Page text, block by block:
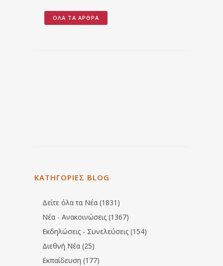
ΌΛΑ ΤΑ ΆΡΘΡΑ
ΚΑΤΗΓΟΡΙΕΣ BLOG
Δείτε όλα τα Νέα (1831)
Νέα - Ανακοινώσεις (1367)
Εκδηλώσεις - Συνελεύσεις (154)
Διεθνή Νέα (25)
Εκπαίδευση (177)